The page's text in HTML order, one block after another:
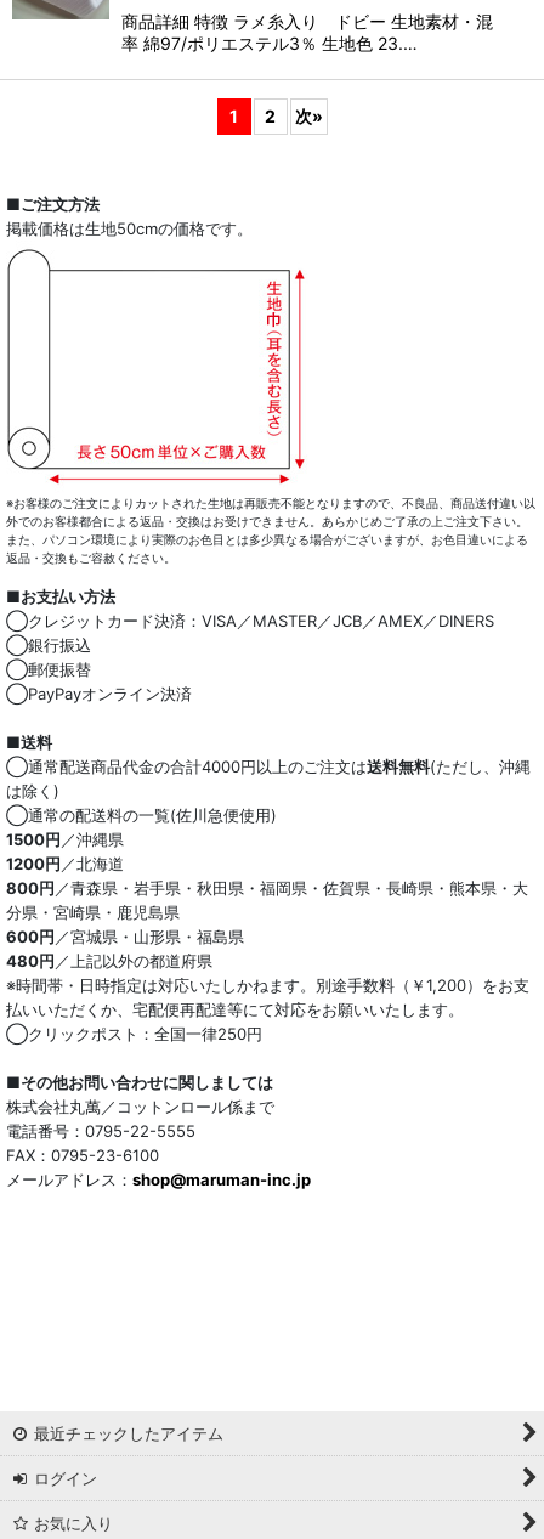
商品詳細 特徴 ラメ糸入り ドビー 生地素材・混
率 綿97/ポリエステル3％ 生地色 23.…
1 2 次»
■ご注文方法
掲載価格は生地50cmの価格です。
※お客様のご注文によりカットされた生地は再販売不能となりますので、不良品、商品送付違い以
外でのお客様都合による返品・交換はお受けできません。あらかじめご了承の上ご注文下さい。
また、パソコン環境により実際のお色目とは多少異なる場合がございますが、お色目違いによる
返品・交換もご容赦ください。
■お支払い方法
◯クレジットカード決済：VISA／MASTER／JCB／AMEX／DINERS
◯銀行振込
◯郵便振替
◯PayPayオンライン決済
■送料
◯通常配送商品代金の合計4000円以上のご注文は送料無料(ただし、沖縄
は除く)
◯通常の配送料の一覧(佐川急便使用)
1500円 ／沖縄県
1200円 ／北海道
800円 ／青森県・岩手県・秋田県・福岡県・佐賀県・長崎県・熊本県・大
分県・宮崎県・鹿児島県
600円 ／宮城県・山形県・福島県
480円 ／上記以外の都道府県
※時間帯・日時指定は対応いたしかねます。別途手数料（￥1,200）をお支
払いいただくか、宅配便再配達等にて対応をお願いいたします。
◯クリックポスト：全国一律250円
■その他お問い合わせに関しましては
株式会社丸萬／コットンロール係まで
電話番号：0795-22-5555
FAX：0795-23-6100
メールアドレス： shop@maruman-inc.jp
最近チェックしたアイテム
ログイン
お気に入り